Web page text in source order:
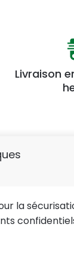
Livraison
la